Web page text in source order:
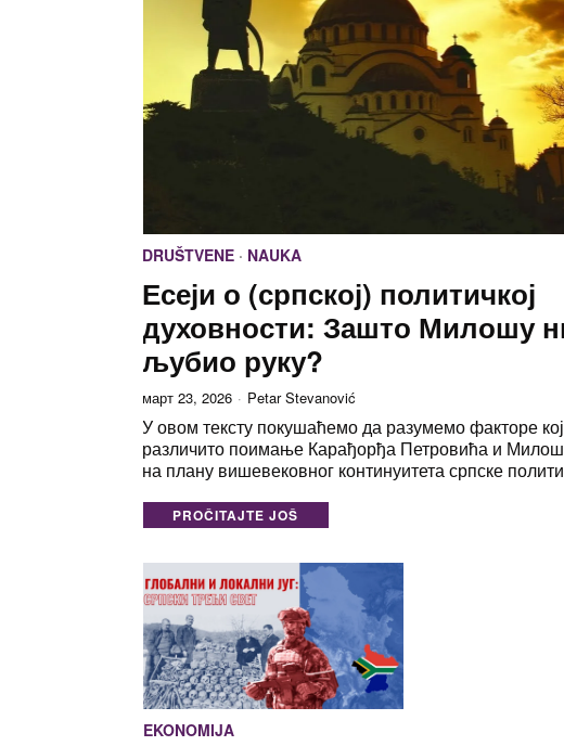
DRUŠTVENE · NAUKA
Есеји о (српској) политичкој
духовности: Зашто Милошу
љубио руку?
март 23, 2026 Petar Stevanović
У овом тексту покушаћемо да разумемо факторе
различито поимање Карађорђа Петровића и
на плану вишевековног континуитета српске
PROČITAJTE JOŠ
EKONOMIJA